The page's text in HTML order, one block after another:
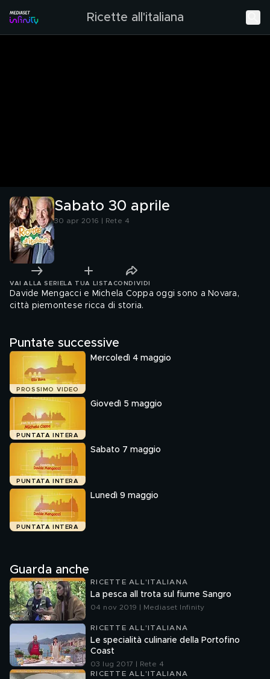
Ricette all'italiana
Sabato 30 aprile
30 apr 2016 | Rete 4
VAI ALLA SERIE LA TUA LISTA CONDIVIDI
Davide Mengacci e Michela Coppa oggi sono a Novara,
città piemontese ricca di storia.
Puntate successive
PROSSIMO VIDEO
Mercoledì 4 maggio
PUNTATA INTERA
Giovedì 5 maggio
PUNTATA INTERA
Sabato 7 maggio
PUNTATA INTERA
Lunedì 9 maggio
Guarda anche
RICETTE ALL'ITALIANA
La pesca all trota sul fiume Sangro
04 nov 2019 | Mediaset Infinity
RICETTE ALL'ITALIANA
Le specialità culinarie della Portofino
Coast
03 lug 2017 | Rete 4
RICETTE ALL'ITALIANA